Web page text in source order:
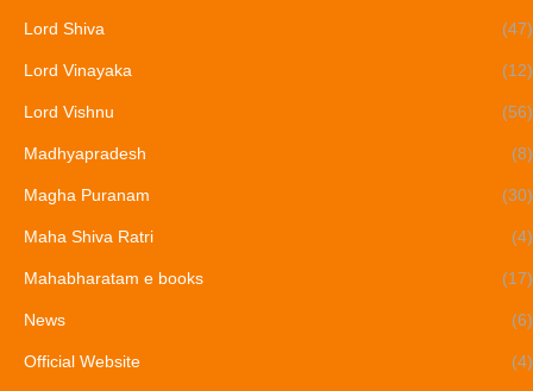
Lord Shiva (47)
Lord Vinayaka (12)
Lord Vishnu (56)
Madhyapradesh (8)
Magha Puranam (30)
Maha Shiva Ratri (4)
Mahabharatam e books (17)
News (6)
Official Website (4)